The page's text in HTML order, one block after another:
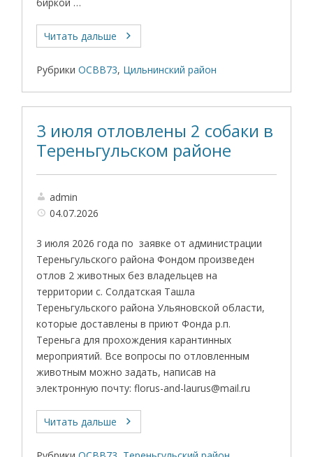
Читать дальше
Рубрики ОСВВ73, Цильнинский район
3 июля отловлены 2 собаки в
Тереньгульском районе
admin
04.07.2026
3 июля 2026 года по заявке от администрации
Тереньгульского района Фондом произведен
отлов 2 животных без владельцев на
территории с. Солдатская Ташла
Тереньгульского района Ульяновской области,
которые доставлены в приют Фонда р.п.
Тереньга для прохождения карантинных
мероприятий. Все вопросы по отловленным
животным можно задать, написав на
электронную почту: florus-and-laurus@mail.ru
Читать дальше